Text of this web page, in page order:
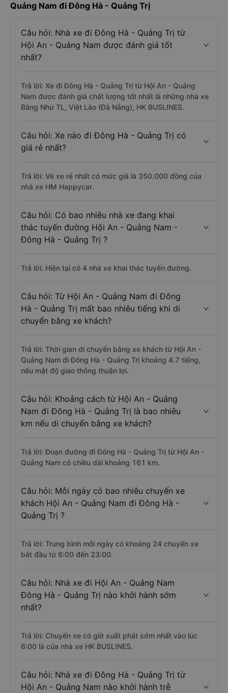
Quảng Nam đi Đông Hà - Quảng Trị
Câu hỏi: Nhà xe đi Đông Hà - Quảng Trị từ
Hội An - Quảng Nam được đánh giá tốt
nhất?
Trả lời: Xe đi Đông Hà - Quảng Trị từ Hội An - Quảng
Nam được đánh giá chất lượng tốt nhất là những nhà xe
Băng Như TL, Việt Lào (Đà Nẵng), HK BUSLINES.
Câu hỏi: Xe nào đi Đông Hà - Quảng Trị có
giá rẻ nhất?
Trả lời: Vé xe rẻ nhất có mức giá là 350.000 đồng của
nhà xe HM Happycar.
Câu hỏi: Có bao nhiêu nhà xe đang khai
thác tuyến đường Hội An - Quảng Nam -
Đông Hà - Quảng Trị ?
Trả lời: Hiện tại có 4 nhà xe khai thác tuyến đường.
Câu hỏi: Từ Hội An - Quảng Nam đi Đông
Hà - Quảng Trị mất bao nhiêu tiếng khi di
chuyển bằng xe khách?
Trả lời: Thời gian di chuyển bằng xe khách từ Hội An -
Quảng Nam đi Đông Hà - Quảng Trị khoảng 4.7 tiếng,
nếu mật độ giao thông thuận lợi.
Câu hỏi: Khoảng cách từ Hội An - Quảng
Nam đi Đông Hà - Quảng Trị là bao nhiêu
km nếu di chuyển bằng xe khách?
Trả lời: Đoạn đường đi Đông Hà - Quảng Trị từ Hội An -
Quảng Nam có chiều dài khoảng 161 km.
Câu hỏi: Mỗi ngày có bao nhiêu chuyến xe
khách Hội An - Quảng Nam đi Đông Hà -
Quảng Trị ?
Trả lời: Trung bình mỗi ngày có khoảng 24 chuyến xe
bắt đầu từ 6:00 đến 23:00.
Câu hỏi: Nhà xe đi Hội An - Quảng Nam
Đông Hà - Quảng Trị nào khởi hành sớm
nhất?
Trả lời: Chuyến xe có giờ xuất phát sớm nhất vào lúc
6:00 là của nhà xe HK BUSLINES.
Câu hỏi: Nhà xe đi Đông Hà - Quảng Trị từ
Hội An - Quảng Nam nào khởi hành trễ